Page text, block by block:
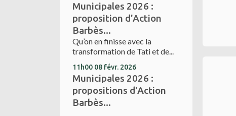
Municipales 2026 :
proposition d'Action
Barbès...
Qu’on en finisse avec la
transformation de Tati et de...
11h00 08 févr. 2026
Municipales 2026 :
propositions d'Action
Barbès...